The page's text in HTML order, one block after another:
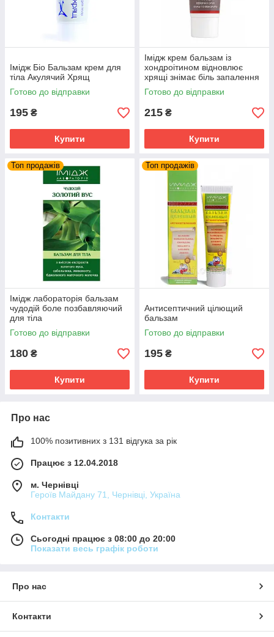
Імідж Біо Бальзам крем для
тіла Акулячий Хрящ
Готово до відправки
195 ₴
Купити
Імідж крем бальзам із
хондроітином відновлює
хрящі знімає біль запалення
суглобів та м'язів
Готово до відправки
215 ₴
Купити
Топ продажів
Імідж лабораторія бальзам
чудодій боле позбавляючий
для тіла
Готово до відправки
180 ₴
Купити
Топ продажів
Антисептичний цілющий
бальзам
Готово до відправки
195 ₴
Купити
Про нас
100% позитивних з 131 відгука за рік
Працює з 12.04.2018
м. Чернівці
Героїв Майдану 71, Чернівці, Україна
Контакти
Сьогодні працює з 08:00 до 20:00
Показати весь графік роботи
Про нас
Контакти